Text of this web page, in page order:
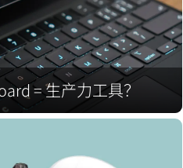
= 生产力工具？